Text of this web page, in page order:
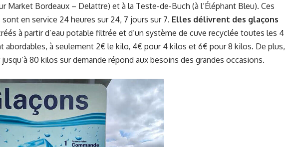
Market Bordeaux – Delattre) et à la Teste-de-Buch (à l’Éléphant Bleu). Ces
en service 24 heures sur 24, 7 jours sur 7. Elles délivrent des glaçons
à partir d’eau potable filtrée et d’un système de cuve recyclée toutes les 4
abordables, à seulement 2€ le kilo, 4€ pour 4 kilos et 6€ pour 8 kilos. De plus,
80 kilos sur demande répond aux besoins des grandes occasions.